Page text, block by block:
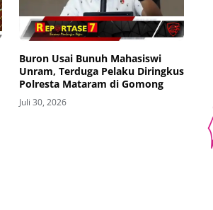
Buron Usai Bunuh Mahasiswi
Unram, Terduga Pelaku Diringkus
Polresta Mataram di Gomong
Juli 30, 2026